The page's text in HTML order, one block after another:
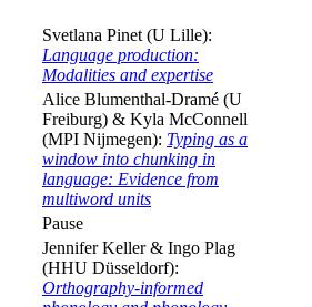
Svetlana Pinet (U Lille):
Language production:
Modalities and expertise
Alice Blumenthal-Dramé (U
Freiburg) & Kyla McConnell
(MPI Nijmegen): Typing as a
window into chunking in
language: Evidence from
multiword units
Pause
Jennifer Keller & Ingo Plag
(HHU Düsseldorf):
Orthography-informed